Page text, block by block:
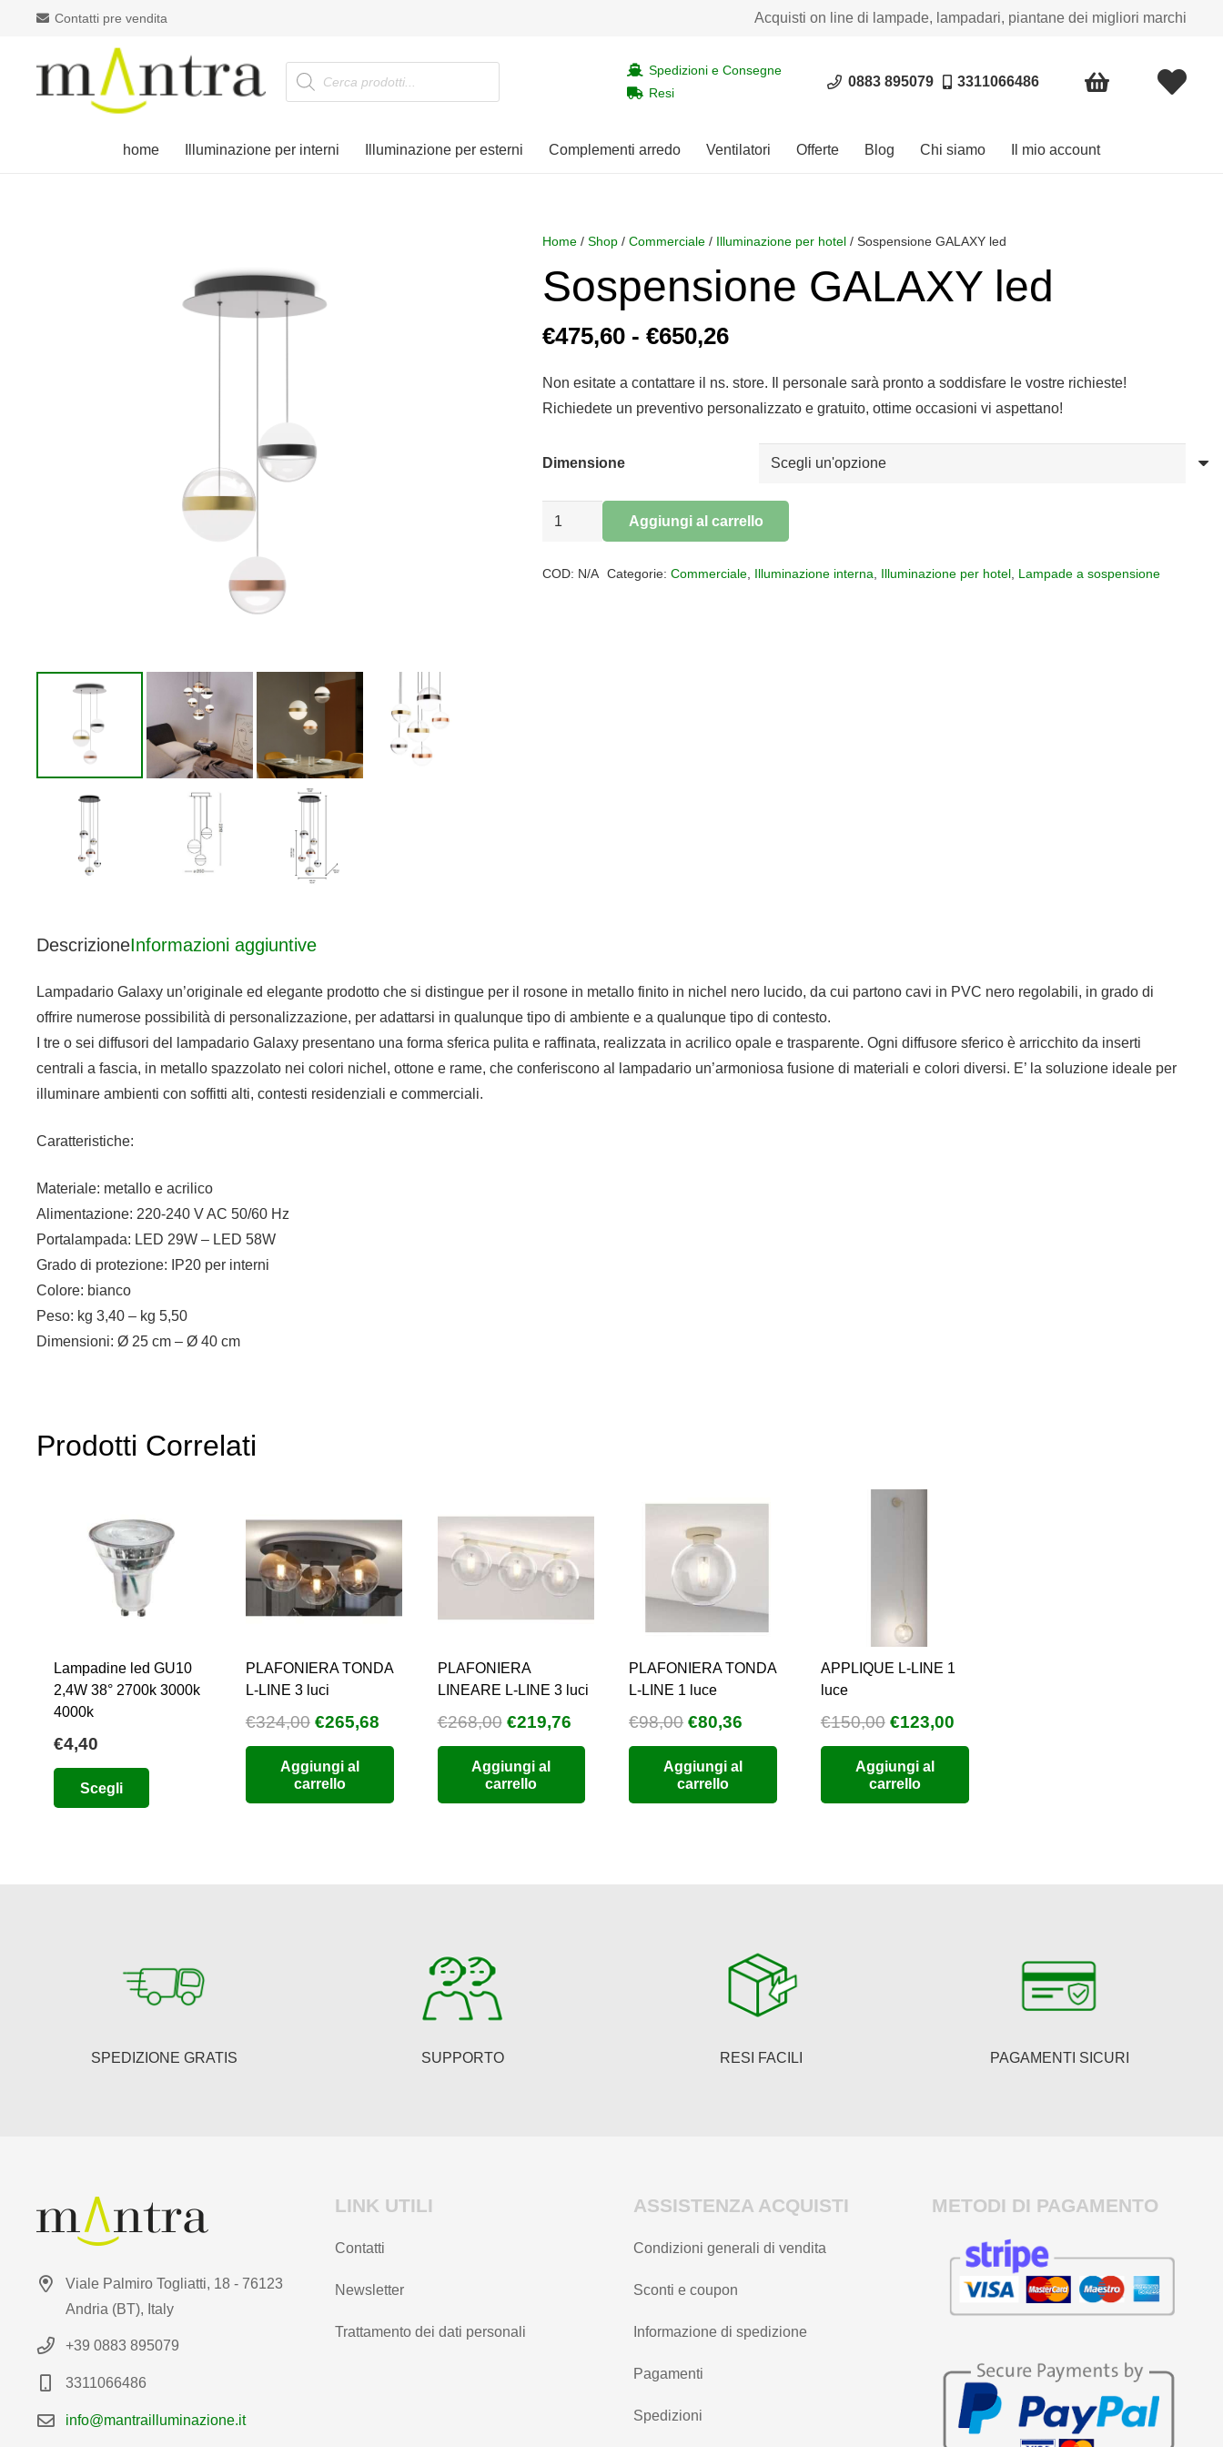
Contatti pre vendita Acquisti on line di lampade, lampadari, piantane dei migliori marchi
Products
search
Spedizioni e Consegne
Resi
0883 895079 3311066486
home Illuminazione per interni Illuminazione per esterni Complementi arredo Ventilatori Offerte Blog Chi siamo Il mio account
Home /Shop /Commerciale / Illuminazione per hotel / Sospensione GALAXY led
Sospensione GALAXY led
€475,60 - €650,26Fascia
prezzo:
da
Non esitate a contattare il ns. store. Il personale sarà pronto a soddisfare le vostre richieste!
Richiedete un preventivo personalizzato e gratuito, ottime occasioni vi aspettano!
Dimensione
Sospensione
Aggiungi al carrello
COD: N/A Categorie: Commerciale, Illuminazione interna Illuminazione per hotel, Lampade a sospensione
DescrizioneInformazioni aggiuntive
Lampadario Galaxy un’originale ed elegante prodotto che si distingue per il rosone in metallo finito in nichel nero lucido, da cui partono cavi in PVC nero regolabili, in grado di
offrire numerose possibilità di personalizzazione, per adattarsi in qualunque tipo di ambiente e a qualunque tipo di contesto.
I tre o sei diffusori del lampadario Galaxy presentano una forma sferica pulita e raffinata, realizzata in acrilico opale e trasparente. Ogni diffusore sferico è arricchito da inserti
centrali a fascia, in metallo spazzolato nei colori nichel, ottone e rame, che conferiscono al lampadario un’armoniosa fusione di materiali e colori diversi. E’ la soluzione ideale per
illuminare ambienti con soffitti alti, contesti residenziali e commerciali.
Caratteristiche:
Materiale: metallo e acrilico
Alimentazione: 220-240 V AC 50/60 Hz
Portalampada: LED 29W – LED 58W
Grado di protezione: IP20 per interni
Colore: bianco
Peso: kg 3,40 – kg 5,50
Dimensioni: Ø 25 cm – Ø 40 cm
Prodotti Correlati
Lampadine led GU10
2,4W 38° 2700k 3000k
4000k
€4,40
Scegli
essere
scelte
PLAFONIERA TONDA
L-LINE 3 luci
€324,00 Il
prezzo
originale
era:
€265,68Il
prezzo
Aggiungi al
carrello
PLAFONIERA
LINEARE L-LINE 3 luci
€268,00 Il
prezzo
originale
era:
€219,76Il
prezzo
Aggiungi al
carrello
PLAFONIERA TONDA
L-LINE 1 luce
€98,00 Il
prezzo
originale
era:
€80,36
prezzo
attuale
Aggiungi al
carrello
APPLIQUE L-LINE 1
luce
€150,00 Il
prezzo
originale
era:
€123,00Il
prezzo
Aggiungi al
carrello
SPEDIZIONE GRATIS SUPPORTO RESI FACILI PAGAMENTI SICURI
Viale Palmiro Togliatti, 18 - 76123
Andria (BT), Italy
+39 0883 895079
3311066486
info@mantrailluminazione.it
LINK UTILI
Contatti
Newsletter
Trattamento dei dati personali
ASSISTENZA ACQUISTI
Condizioni generali di vendita
Sconti e coupon
Informazione di spedizione
Pagamenti
Spedizioni
METODI DI PAGAMENTO